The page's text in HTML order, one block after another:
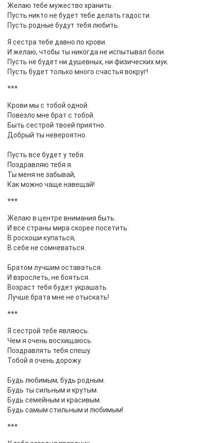
Желаю тебе мужество хранить.
Пусть никто не будет тебе делать гадости.
Пусть родные будут тебя любить.
Я сестра тебе давно по крови.
И желаю, чтобы ты никогда не испытывал боли.
Пусть не будет ни душевных, ни физических мук.
Пусть будет только много счастья вокруг!
***
Крови мы с тобой одной.
Повезло мне брат с тобой.
Быть сестрой твоей приятно.
Добрый ты невероятно.
Пусть все будет у тебя.
Поздравляю тебя я.
Ты меня не забывай,
Как можно чаще навещай!
***
Желаю в центре внимания быть.
И все страны мира скорее посетить.
В роскоши купаться,
В себе не сомневаться.
Братом лучшим оставаться.
И взрослеть, не бояться.
Возраст тебя будет украшать.
Лучше брата мне не отыскать!
***
Я сестрой тебе являюсь.
Чем я очень восхищаюсь.
Поздравлять тебя спешу.
Тобой я очень дорожу.
Будь любимым, будь родным.
Будь ты сильным и крутым.
Будь семейным и красивым.
Будь самым стильным и любимым!
***